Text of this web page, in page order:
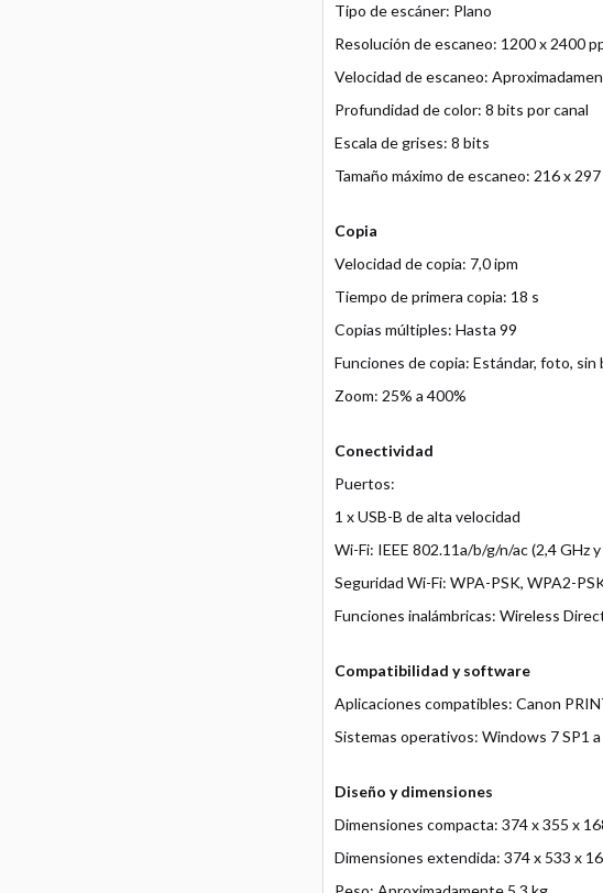
Tipo de escáner: Plano
Resolución de escaneo: 1200 x 2400
Velocidad de escaneo:
Profundidad de color: 8 bits por canal
Escala de grises: 8 bits
Tamaño máximo de escaneo: 216 x 297
Copia
Velocidad de copia: 7,0 ipm
Tiempo de primera copia: 18 s
Copias múltiples: Hasta 99
Funciones de copia: Estándar, foto, sin
Zoom: 25% a 400%
Conectividad
Puertos:
1 x USB-B de alta velocidad
Wi-Fi: IEEE 802.11a/b/g/n/ac (2,4 GHz y
Seguridad Wi-Fi: WPA-PSK, WPA2-
Funciones inalámbricas: Wireless
Compatibilidad y software
Aplicaciones compatibles: Canon
Sistemas operativos: Windows 7 SP1
Diseño y dimensiones
Dimensiones compacta: 374 x 355 x
Dimensiones extendida: 374 x 533 x